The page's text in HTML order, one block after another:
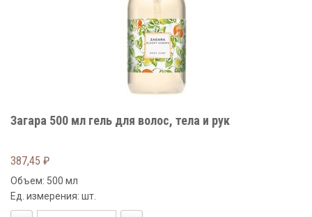
Загара 500 мл гель для волос, тела и рук
387,45 ₽
Объем: 500 мл
Ед. измерения: шт.